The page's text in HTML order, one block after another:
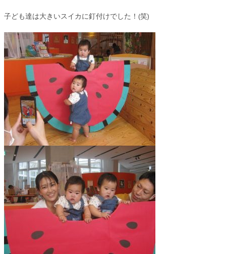
子ども達は大きいスイカに釘付けでした！(笑)